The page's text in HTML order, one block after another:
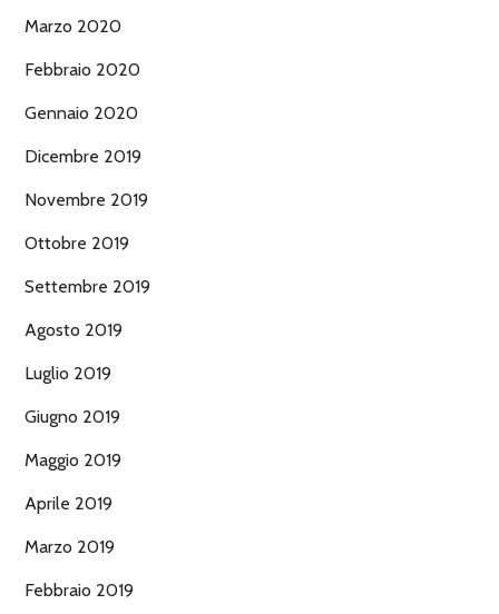
Marzo 2020
Febbraio 2020
Gennaio 2020
Dicembre 2019
Novembre 2019
Ottobre 2019
Settembre 2019
Agosto 2019
Luglio 2019
Giugno 2019
Maggio 2019
Aprile 2019
Marzo 2019
Febbraio 2019